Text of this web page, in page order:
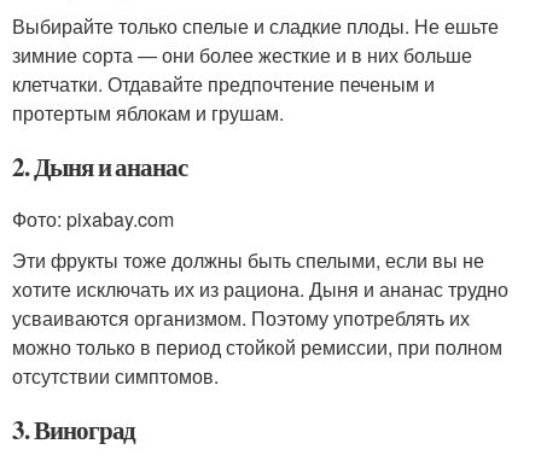
Выбирайте только спелые и сладкие плоды. Не ешьте
зимние сорта — они более жесткие и в них больше
клетчатки. Отдавайте предпочтение печеным и
протертым яблокам и грушам.
2. Дыня и ананас
Фото: pixabay.com
Эти фрукты тоже должны быть спелыми, если вы не
хотите исключать их из рациона. Дыня и ананас трудно
усваиваются организмом. Поэтому употреблять их
можно только в период стойкой ремиссии, при полном
отсутствии симптомов.
3. Виноград